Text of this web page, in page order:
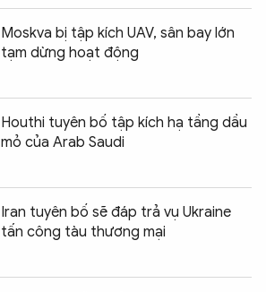
Moskva bị tập kích UAV, sân bay lớn
tạm dừng hoạt động
Houthi tuyên bố tập kích hạ tầng dầu
mỏ của Arab Saudi
Iran tuyên bố sẽ đáp trả vụ Ukraine
tấn công tàu thương mại